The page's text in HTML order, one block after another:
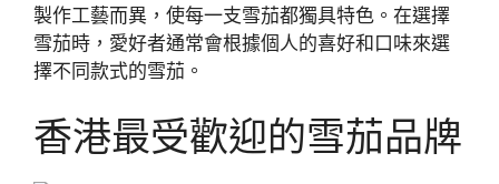
製作工藝而異，使每一支雪茄都獨具特色。在選擇
雪茄時，愛好者通常會根據個人的喜好和口味來選
擇不同款式的雪茄。
香港最受歡迎的雪茄品牌